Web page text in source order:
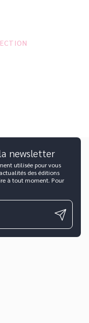
newsletter
utilisée pour vous
des éditions
à tout moment. Pour